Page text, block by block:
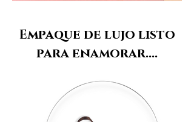
Empaque de lujo listo
para enamorar....